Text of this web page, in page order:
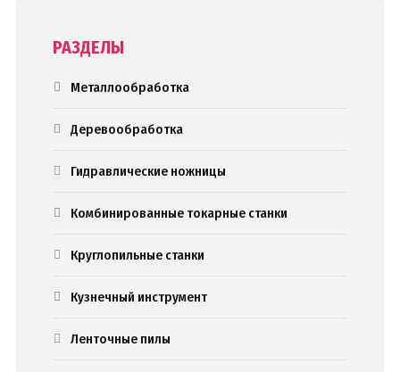
РАЗДЕЛЫ
Металлообработка
Деревообработка
Гидравлические ножницы
Комбинированные токарные станки
Круглопильные станки
Кузнечный инструмент
Ленточные пилы